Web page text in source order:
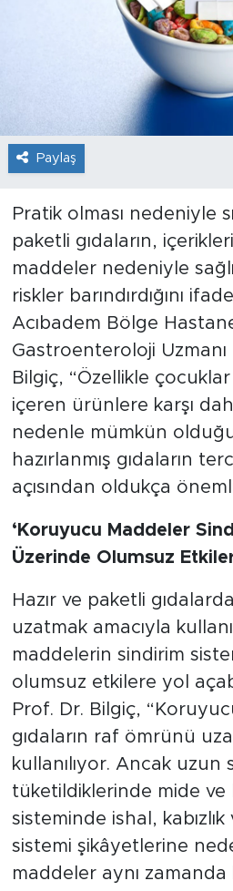
Paylaş
Pratik olması nedeniyle
paketli gıdaların,
maddeler nedeniyle
riskler barındırdığını
Acıbadem Bölge
Gastroenteroloji Uzmanı
Bilgiç, “Özellikle
içeren ürünlere karşı
nedenle mümkün
hazırlanmış gıdaların
açısından oldukça
‘Koruyucu Maddeler
Üzerinde Olumsuz
Hazır ve paketli
uzatmak amacıyla
maddelerin sindirim
olumsuz etkilere yol
Prof. Dr. Bilgiç,
gıdaların raf ömrünü
kullanılıyor. Ancak
tüketildiklerinde mide ve
sisteminde ishal, kabızlık
sistemi şikâyetlerine
maddeler aynı